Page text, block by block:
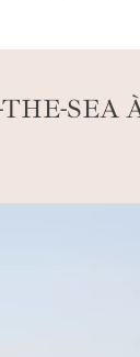
locaux.
SEA